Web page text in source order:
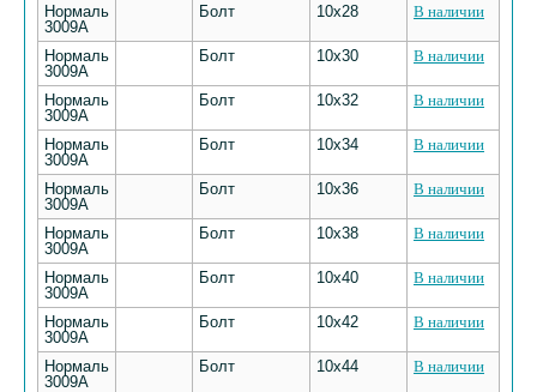
Нормаль
3009А
Болт 10х28 В наличии
Нормаль
3009А
Болт 10х30 В наличии
Нормаль
3009А
Болт 10х32 В наличии
Нормаль
3009А
Болт 10х34 В наличии
Нормаль
3009А
Болт 10х36 В наличии
Нормаль
3009А
Болт 10х38 В наличии
Нормаль
3009А
Болт 10х40 В наличии
Нормаль
3009А
Болт 10х42 В наличии
Нормаль
3009А
Болт 10х44 В наличии